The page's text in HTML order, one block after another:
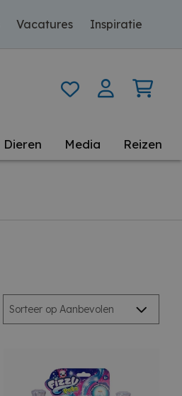
Vacatures Inspiratie
Dieren Media Reizen